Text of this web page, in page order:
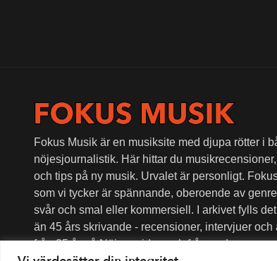
Fokus Musik är en musiksite med djupa rötter i
nöjesjournalistik. Här hittar du
och tips på ny musik. Urvalet är personligt.
som vi tycker är spännande, oberoende av
svår och smal eller kommersiell. I arkivet fylls
än 45 års skrivande - recensioner, intervjuer
från 25 år på Nöjesguiden och från andra